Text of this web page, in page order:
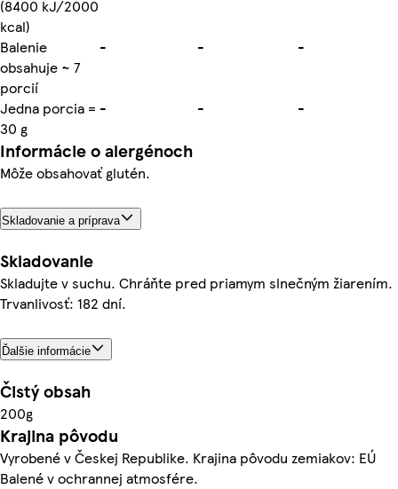
(8400 kJ/2000
kcal)
Balenie
obsahuje ~ 7
porcií
- - -
Jedna porcia =
30 g
- - -
Informácie o alergénoch
Môže obsahovať glutén.
Skladovanie a príprava
Skladovanie
Skladujte v suchu. Chráňte pred priamym slnečným žiarením.
Trvanlivosť: 182 dní.
Ďalšie informácie
Čistý obsah
200g
Krajina pôvodu
Vyrobené v Českej Republike. Krajina pôvodu zemiakov: EÚ
Balené v ochrannej atmosfére.